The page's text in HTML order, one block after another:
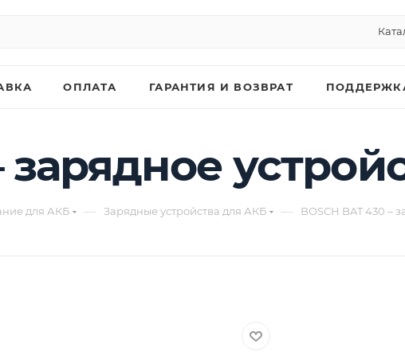
ОПЛАТА ГАРАНТИЯ И ВОЗВРАТ
зарядное
для АКБ — Зарядные устройства для АКБ — BOSCH BAT 430 –